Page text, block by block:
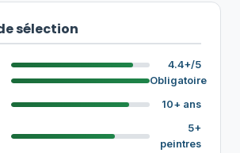
sélection
4.4+/5
Obligatoire
10+ ans
5+
peintres